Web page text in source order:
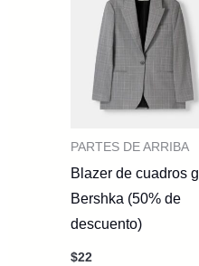
PARTES DE ARRIBA
Blazer de cuadros
Bershka (50% de
descuento)
$22